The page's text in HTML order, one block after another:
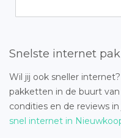
Snelste internet
Wil jij ook sneller
pakketten in de buurt
condities en de reviews
snel internet in